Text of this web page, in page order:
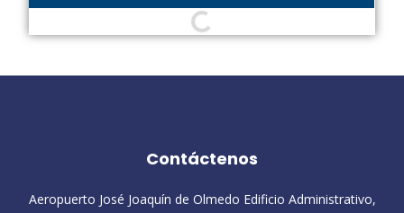
Contáctenos
Aeropuerto José Joaquín de Olmedo Edificio Administrativo,